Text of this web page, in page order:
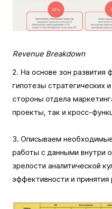
Revenue Breakdown
2. На основе зон
гипотезы стратегических
стороны отдела
проекты, так и кросс-
3. Описываем
работы с данными внутри
зрелости аналитической
эффективности и